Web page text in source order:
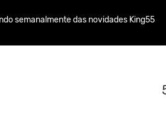
semanalmente das novidades King55